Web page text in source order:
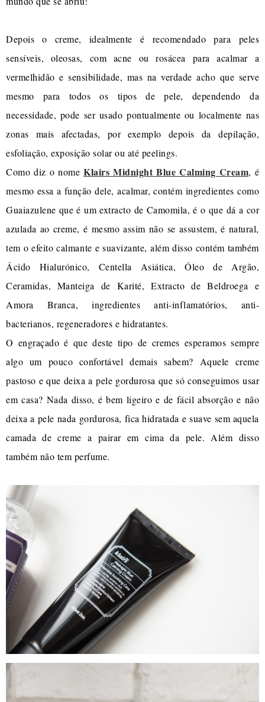
Depois o creme, idealmente é recomendado para peles
sensíveis, oleosas, com acne ou rosácea para acalmar a
vermelhidão e sensibilidade, mas na verdade acho que serve
mesmo para todos os tipos de pele, dependendo da
necessidade, pode ser usado pontualmente ou localmente nas
zonas mais afectadas, por exemplo depois da depilação,
esfoliação, exposição solar ou até peelings.
Como diz o nome Klairs Midnight Blue Calming Cream, é
mesmo essa a função dele, acalmar, contém ingredientes como
Guaiazulene que é um extracto de Camomila, é o que dá a cor
azulada ao creme, é mesmo assim não se assustem, é natural,
tem o efeito calmante e suavizante, além disso contém também
Ácido Hialurónico, Centella Asiática, Óleo de Argão,
Ceramidas, Manteiga de Karité, Extracto de Beldroega e
Amora Branca, ingredientes anti-inflamatórios, anti-
bacterianos, regeneradores e hidratantes.
O engraçado é que deste tipo de cremes esperamos sempre
algo um pouco confortável demais sabem? Aquele creme
pastoso e que deixa a pele gordurosa que só conseguimos usar
em casa? Nada disso, é bem ligeiro e de fácil absorção e não
deixa a pele nada gordurosa, fica hidratada e suave sem aquela
camada de creme a pairar em cima da pele. Além disso
também não tem perfume.